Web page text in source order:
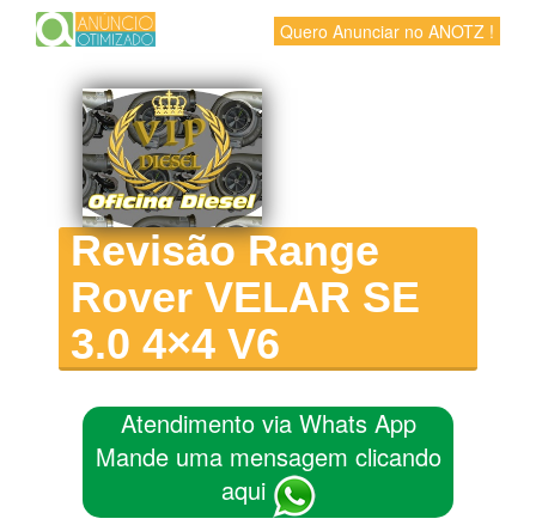
Quero Anunciar no ANOTZ !
Revisão Range
Rover VELAR SE
3.0 4×4 V6
Atendimento via Whats App
Mande uma mensagem clicando
aqui